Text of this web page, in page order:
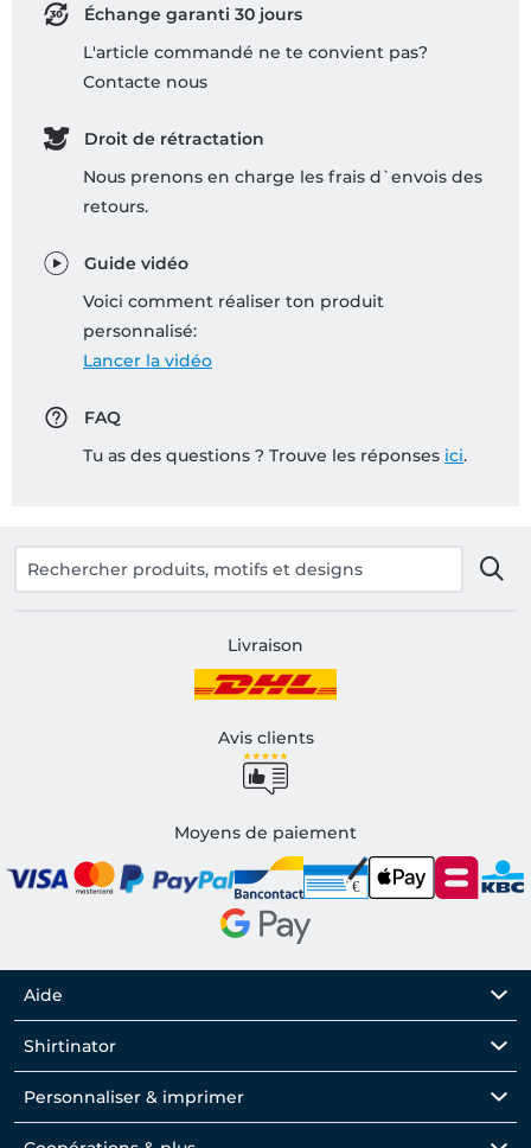
Échange garanti 30 jours
L'article commandé ne te convient pas?
Contacte nous
Droit de rétractation
Nous prenons en charge les frais d`envois des
retours.
Guide vidéo
Voici comment réaliser ton produit
personnalisé:
Lancer la vidéo
FAQ
Tu as des questions ? Trouve les réponses ici.
Livraison
Avis clients
Moyens de paiement
Aide
Shirtinator
Personnaliser & imprimer